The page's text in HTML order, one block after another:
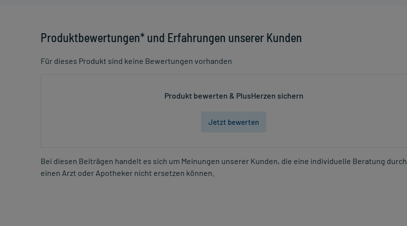
Produktbewertungen* und Erfahrungen unserer Kunden
Für dieses Produkt sind keine Bewertungen vorhanden
Produkt bewerten & PlusHerzen sichern
Jetzt bewerten
Bei diesen Beiträgen handelt es sich um Meinungen unserer Kunden, die eine individuelle Beratung durch
einen Arzt oder Apotheker nicht ersetzen können.